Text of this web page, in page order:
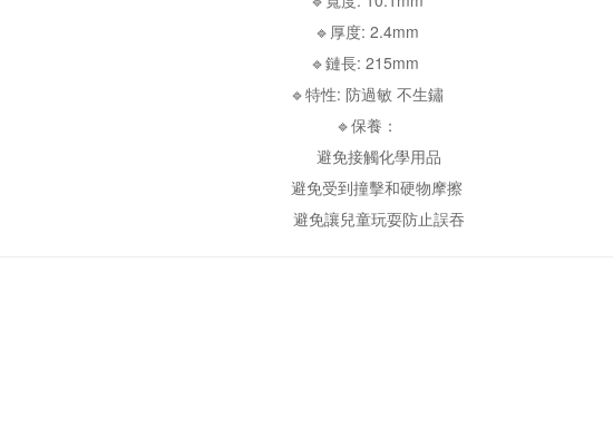
🔹厚度: 2.4mm
🔹鏈長: 215mm
🔹特性: 防過敏 不生鏽
🔹保養：
避免接觸化學用品
避免受到撞擊和硬物摩擦
避免讓兒童玩耍防止誤吞